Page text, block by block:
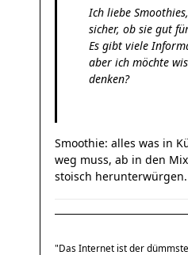
Ich liebe
sicher, ob sie gut
Es gibt viele
aber ich möchte
denken?
Smoothie: alles was in
weg muss, ab in den
stoisch
"Das Internet ist der